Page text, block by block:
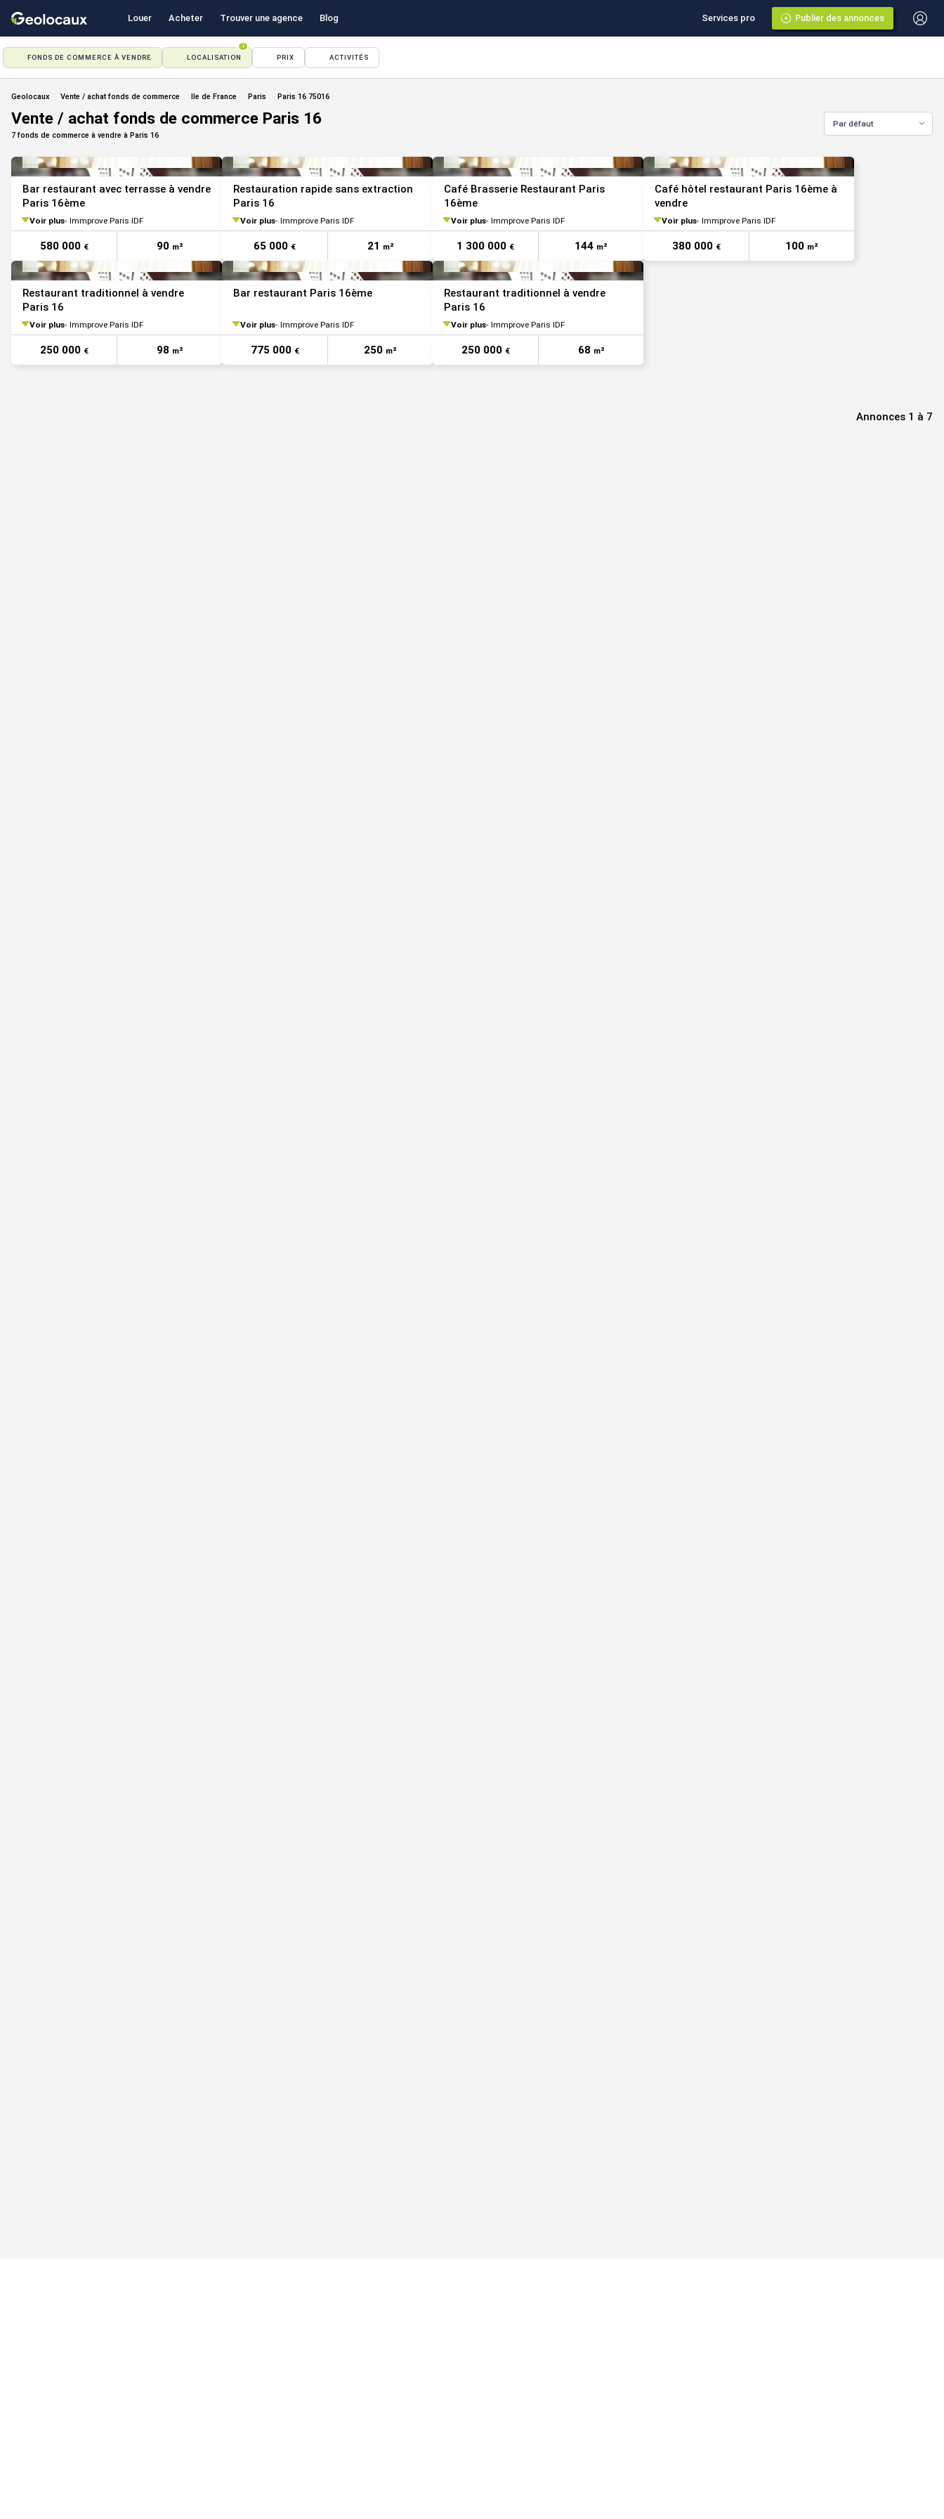
Louer Acheter Trouver une agence Blog Services pro Publier des annonces
FONDS DE COMMERCE À VENDRE LOCALISATION
1
PRIX ACTIVITÉS
Geolocaux Vente / achat fonds de commerce Ile de France Paris Paris 16 75016
Vente / achat fonds de commerce Paris 16
7 fonds de commerce à vendre à Paris 16
Par défaut
Bar restaurant avec terrasse à vendre
Paris 16ème
Voir plus Immprove Paris IDF
580 000 € 90 m²
Restauration rapide sans extraction
Paris 16
Voir plus Immprove Paris IDF
65 000 € 21 m²
Café Brasserie Restaurant Paris
16ème
Voir plus Immprove Paris IDF
1 300 000 € 144 m²
Café hôtel restaurant Paris 16ème à
vendre
Voir plus Immprove Paris IDF
380 000 € 100 m²
Restaurant traditionnel à vendre
Paris 16
Voir plus Immprove Paris IDF
250 000 € 98 m²
Bar restaurant Paris 16ème
Voir plus Immprove Paris IDF
775 000 € 250 m²
Restaurant traditionnel à vendre
Paris 16
Voir plus Immprove Paris IDF
250 000 € 68 m²
Annonces 1 à 7